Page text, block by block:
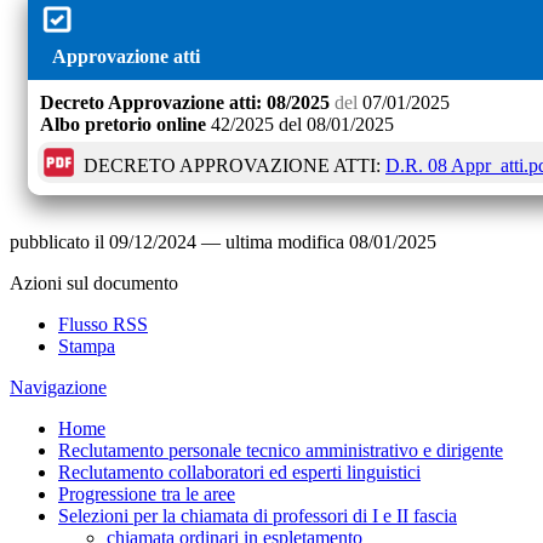
Approvazione atti
Decreto Approvazione atti: 08/2025 del 07/01/2025
Albo pretorio online 42/2025 del 08/01/2025
DECRETO APPROVAZIONE ATTI: D.R. 08
pubblicato il 09/12/2024 — ultima modifica 08/01/2025
Azioni sul documento
Flusso RSS
Stampa
Navigazione
Home
Reclutamento personale tecnico amministrativo e dirigente
Reclutamento collaboratori ed esperti linguistici
Progressione tra le aree
Selezioni per la chiamata di professori di I e II fascia
chiamata ordinari in espletamento